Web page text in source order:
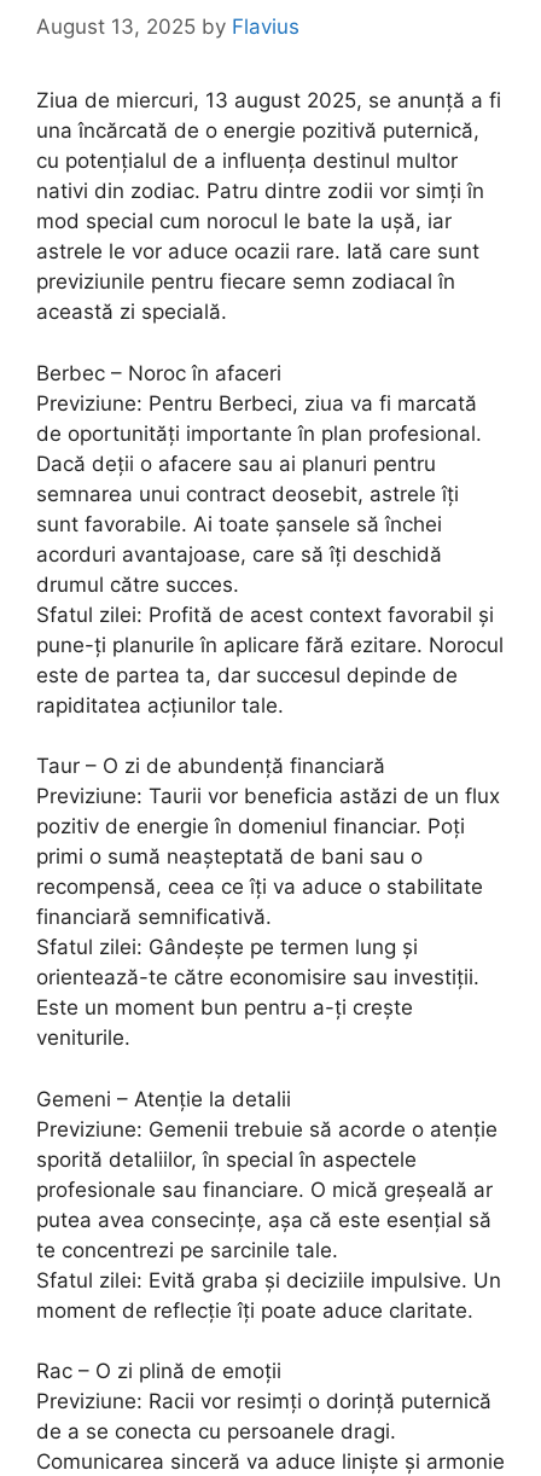
August 13, 2025 by Flavius
Ziua de miercuri, 13 august 2025, se anunță a fi
una încărcată de o energie pozitivă puternică,
cu potențialul de a influența destinul multor
nativi din zodiac. Patru dintre zodii vor simți în
mod special cum norocul le bate la ușă, iar
astrele le vor aduce ocazii rare. Iată care sunt
previziunile pentru fiecare semn zodiacal în
această zi specială.
Berbec – Noroc în afaceri
Previziune: Pentru Berbeci, ziua va fi marcată
de oportunități importante în plan profesional.
Dacă deții o afacere sau ai planuri pentru
semnarea unui contract deosebit, astrele îți
sunt favorabile. Ai toate șansele să închei
acorduri avantajoase, care să îți deschidă
drumul către succes.
Sfatul zilei: Profită de acest context favorabil și
pune-ți planurile în aplicare fără ezitare. Norocul
este de partea ta, dar succesul depinde de
rapiditatea acțiunilor tale.
Taur – O zi de abundență financiară
Previziune: Taurii vor beneficia astăzi de un flux
pozitiv de energie în domeniul financiar. Poți
primi o sumă neașteptată de bani sau o
recompensă, ceea ce îți va aduce o stabilitate
financiară semnificativă.
Sfatul zilei: Gândește pe termen lung și
orientează-te către economisire sau investiții.
Este un moment bun pentru a-ți crește
veniturile.
Gemeni – Atenție la detalii
Previziune: Gemenii trebuie să acorde o atenție
sporită detaliilor, în special în aspectele
profesionale sau financiare. O mică greșeală ar
putea avea consecințe, așa că este esențial să
te concentrezi pe sarcinile tale.
Sfatul zilei: Evită graba și deciziile impulsive. Un
moment de reflecție îți poate aduce claritate.
Rac – O zi plină de emoții
Previziune: Racii vor resimți o dorință puternică
de a se conecta cu persoanele dragi.
Comunicarea sinceră va aduce liniște și armonie